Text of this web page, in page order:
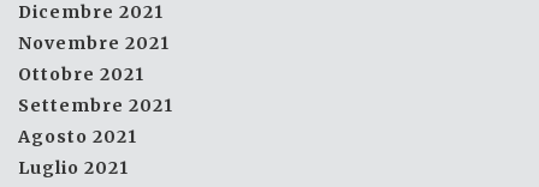
Dicembre 2021
Novembre 2021
Ottobre 2021
Settembre 2021
Agosto 2021
Luglio 2021